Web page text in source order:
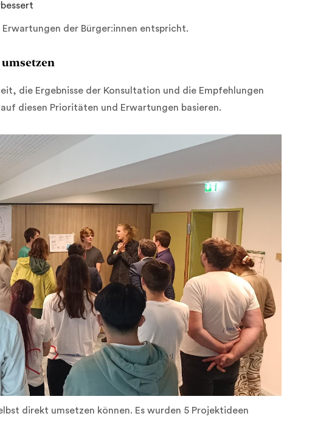
der Bürger:innen entspricht.
die Ergebnisse der Konsultation und die Empfehlungen
diesen Prioritäten und Erwartungen basieren.
direkt umsetzen können. Es wurden 5 Projektideen